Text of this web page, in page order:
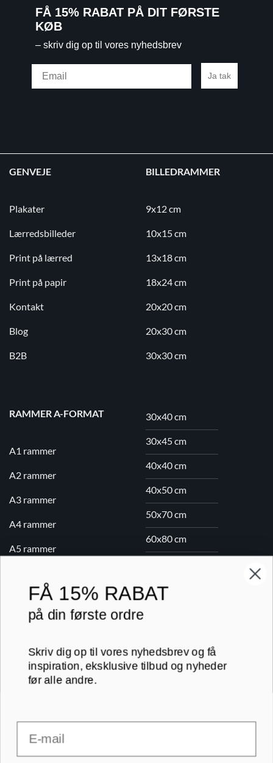
FÅ 15% RABAT PÅ DIT FØRSTE
KØB
– skriv dig op til vores nyhedsbrev
Ja tak
GENVEJE
Plakater
Lærredsbilleder
Print på lærred
Print på papir
Kontakt
Blog
B2B
BILLEDRAMMER
9x12 cm
10x15 cm
13x18 cm
18x24 cm
20x20 cm
20x30 cm
30x30 cm
RAMMER A-FORMAT
A1 rammer
A2 rammer
A3 rammer
A4 rammer
A5 rammer
30x40 cm
30x45 cm
40x40 cm
40x50 cm
50x70 cm
60x80 cm
Printogrammer.dk · Navervej 21 · 8382 Hinnerup · CVR 40736166 ·
(+45) 8844 1630 · kundeservice@printogrammer.dk
© 2026 Printogrammer.dk
FÅ 15% RABAT
på din første ordre
Skriv dig op til vores nyhedsbrev og få
inspiration, eksklusive tilbud og nyheder
før alle andre.